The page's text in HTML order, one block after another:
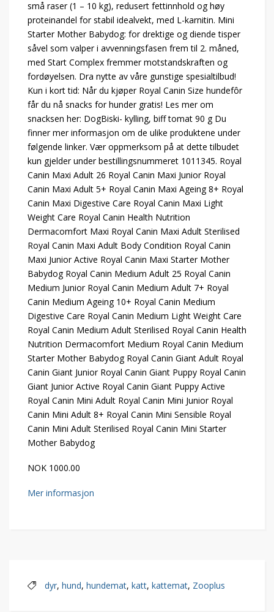
små raser (1 – 10 kg), redusert fettinnhold og høy
proteinandel for stabil idealvekt, med L-karnitin. Mini
Starter Mother Babydog: for drektige og diende tisper
såvel som valper i avvenningsfasen frem til 2. måned,
med Start Complex fremmer motstandskraften og
fordøyelsen. Dra nytte av våre gunstige spesialtilbud!
Kun i kort tid: Når du kjøper Royal Canin Size hundefôr
får du nå snacks for hunder gratis! Les mer om
snacksen her: DogBiski- kylling, biff tomat 90 g Du
finner mer informasjon om de ulike produktene under
følgende linker. Vær oppmerksom på at dette tilbudet
kun gjelder under bestillingsnummeret 1011345. Royal
Canin Maxi Adult 26 Royal Canin Maxi Junior Royal
Canin Maxi Adult 5+ Royal Canin Maxi Ageing 8+ Royal
Canin Maxi Digestive Care Royal Canin Maxi Light
Weight Care Royal Canin Health Nutrition
Dermacomfort Maxi Royal Canin Maxi Adult Sterilised
Royal Canin Maxi Adult Body Condition Royal Canin
Maxi Junior Active Royal Canin Maxi Starter Mother
Babydog Royal Canin Medium Adult 25 Royal Canin
Medium Junior Royal Canin Medium Adult 7+ Royal
Canin Medium Ageing 10+ Royal Canin Medium
Digestive Care Royal Canin Medium Light Weight Care
Royal Canin Medium Adult Sterilised Royal Canin Health
Nutrition Dermacomfort Medium Royal Canin Medium
Starter Mother Babydog Royal Canin Giant Adult Royal
Canin Giant Junior Royal Canin Giant Puppy Royal Canin
Giant Junior Active Royal Canin Giant Puppy Active
Royal Canin Mini Adult Royal Canin Mini Junior Royal
Canin Mini Adult 8+ Royal Canin Mini Sensible Royal
Canin Mini Adult Sterilised Royal Canin Mini Starter
Mother Babydog
NOK 1000.00
Mer informasjon
dyr, hund, hundemat, katt, kattemat, Zooplus